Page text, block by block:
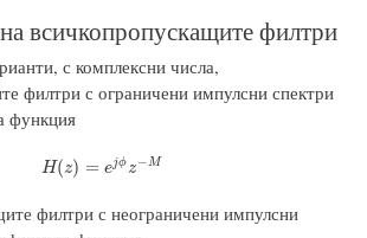
всичкопропускащите филтри
с комплексни числа,
филтри с ограничени импулсни спектри
функция
H(z) = ejϕz− M
H(z =e jϕz−M
филтри с неограничени импулсни